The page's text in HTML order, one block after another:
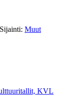
Muut
KVL